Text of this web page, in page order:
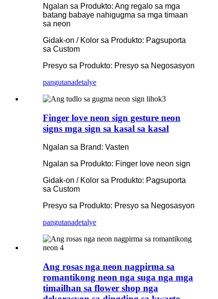
Ngalan sa Produkto: Ang regalo sa mga
batang babaye nahigugma sa mga timaan
sa neon
Gidak-on / Kolor sa Produkto: Pagsuporta
sa Custom
Presyo sa Produkto: Presyo sa Negosasyon
pangutanadetalye
Finger love neon sign gesture neon
signs mga sign sa kasal sa kasal
Ngalan sa Brand: Vasten
Ngalan sa Produkto: Finger love neon sign
Gidak-on / Kolor sa Produkto: Pagsuporta
sa Custom
Presyo sa Produkto: Presyo sa Negosasyon
pangutanadetalye
Ang rosas nga neon nagpirma sa
romantikong neon nga suga nga mga
timailhan sa flower shop nga